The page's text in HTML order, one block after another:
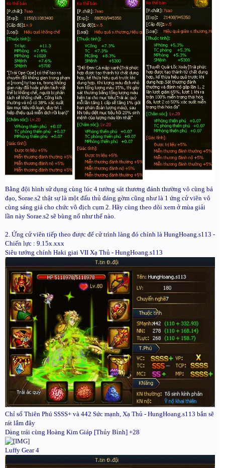
Bằng đội hình sử dụng cùng lúc 4 tướng sát thương đánh thường vô cùng bá
đạo, Sorae.s2 thật sự là một đấu thủ đáng gờm cũng như là 1 ứng cử viên vô
cùng sáng giá cho chức vô địch cụm 2. Hãy cùng theo dõi xem ở mùa giải
lần này Sorae.s2 sẽ bùng nổ như thế nào.
2. Ứng cử viên tiếp theo được để cử trình làng đó chính là HungHoang.s113 -
Chiến lực : 9.15x.xxx
Siêu tướng chính Haki giai VII Xạ Thủ - HungHoang.s113
Chỉ số Thiên Phú SSSS+ và 442 Sức mạnh, Xạ Thủ - HungHoang.s113 bắn sẽ
rát lắm đây
Dàng trái cùng Hoàng Kim Giáp [Thủy Bình] +28
Luffy Gear 4